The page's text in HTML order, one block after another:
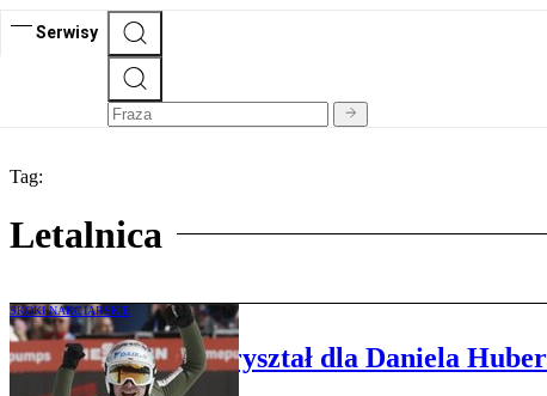
Serwisy
Tag:
Letalnica
SKOKI NARCIARSKIE
Planica. Ostatni kryształ dla Daniela